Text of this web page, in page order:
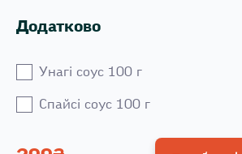
Додатково
Унагі соус 100 г
Спайсі соус 100 г